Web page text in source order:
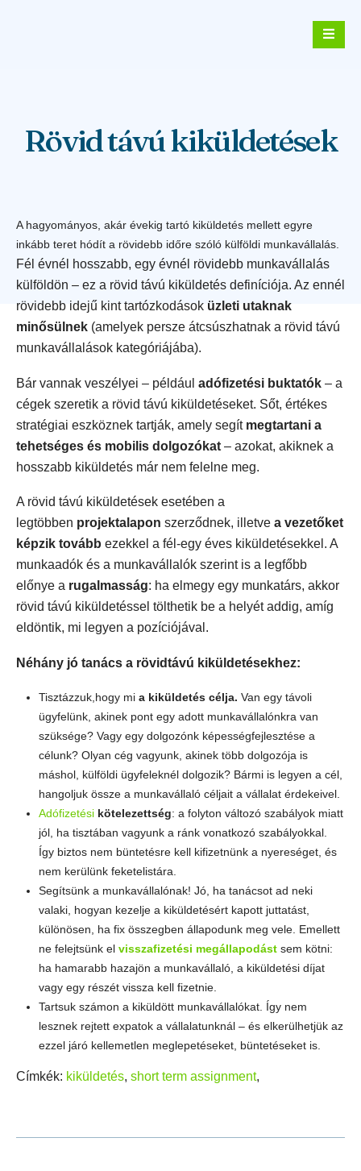
Rövid távú kiküldetések
A hagyományos, akár évekig tartó kiküldetés mellett egyre
inkább teret hódít a rövidebb időre szóló külföldi munkavállalás.
Fél évnél hosszabb, egy évnél rövidebb munkavállalás
külföldön – ez a rövid távú kiküldetés definíciója. Az ennél
rövidebb idejű kint tartózkodások üzleti utaknak
minősülnek (amelyek persze átcsúszhatnak a rövid távú
munkavállalások kategóriájába).
Bár vannak veszélyei – például adófizetési buktatók – a
cégek szeretik a rövid távú kiküldetéseket. Sőt, értékes
stratégiai eszköznek tartják, amely segít megtartani a
tehetséges és mobilis dolgozókat – azokat, akiknek a
hosszabb kiküldetés már nem felelne meg.
A rövid távú kiküldetések esetében a
legtöbben projektalapon szerződnek, illetve a vezetőket
képzik tovább ezekkel a fél-egy éves kiküldetésekkel. A
munkaadók és a munkavállalók szerint is a legfőbb
előnye a rugalmasság: ha elmegy egy munkatárs, akkor
rövid távú kiküldetéssel tölthetik be a helyét addig, amíg
eldöntik, mi legyen a pozíciójával.
Néhány jó tanács a rövidtávú kiküldetésekhez:
Tisztázzuk,hogy mi a kiküldetés célja. Van egy távoli
ügyfelünk, akinek pont egy adott munkavállalónkra van
szüksége? Vagy egy dolgozónk képességfejlesztése a
célunk? Olyan cég vagyunk, akinek több dolgozója is
máshol, külföldi ügyfeleknél dolgozik? Bármi is legyen a cél,
hangoljuk össze a munkavállaló céljait a vállalat érdekeivel.
Adófizetési kötelezettség: a folyton változó szabályok miatt
jól, ha tisztában vagyunk a ránk vonatkozó szabályokkal.
Így biztos nem büntetésre kell kifizetnünk a nyereséget, és
nem kerülünk feketelistára.
Segítsünk a munkavállalónak! Jó, ha tanácsot ad neki
valaki, hogyan kezelje a kiküldetésért kapott juttatást,
különösen, ha fix összegben állapodunk meg vele. Emellett
ne felejtsünk el visszafizetési megállapodást sem kötni:
ha hamarabb hazajön a munkavállaló, a kiküldetési díjat
vagy egy részét vissza kell fizetnie.
Tartsuk számon a kiküldött munkavállalókat. Így nem
lesznek rejtett expatok a vállalatunknál – és elkerülhetjük az
ezzel járó kellemetlen meglepetéseket, büntetéseket is.
Címkék: kiküldetés, short term assignment,